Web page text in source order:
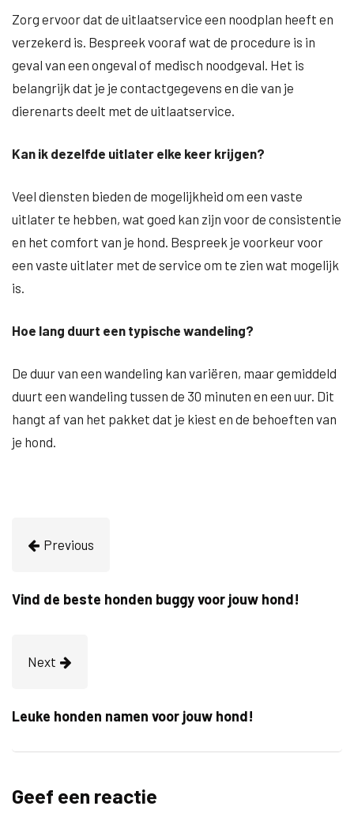
Zorg ervoor dat de uitlaatservice een noodplan heeft en
verzekerd is. Bespreek vooraf wat de procedure is in
geval van een ongeval of medisch noodgeval. Het is
belangrijk dat je je contactgegevens en die van je
dierenarts deelt met de uitlaatservice.
Kan ik dezelfde uitlater elke keer krijgen?
Veel diensten bieden de mogelijkheid om een vaste
uitlater te hebben, wat goed kan zijn voor de consistentie
en het comfort van je hond. Bespreek je voorkeur voor
een vaste uitlater met de service om te zien wat mogelijk
is.
Hoe lang duurt een typische wandeling?
De duur van een wandeling kan variëren, maar gemiddeld
duurt een wandeling tussen de 30 minuten en een uur. Dit
hangt af van het pakket dat je kiest en de behoeften van
je hond.
Previous
Vind de beste honden buggy voor jouw hond!
Next
Leuke honden namen voor jouw hond!
Geef een reactie